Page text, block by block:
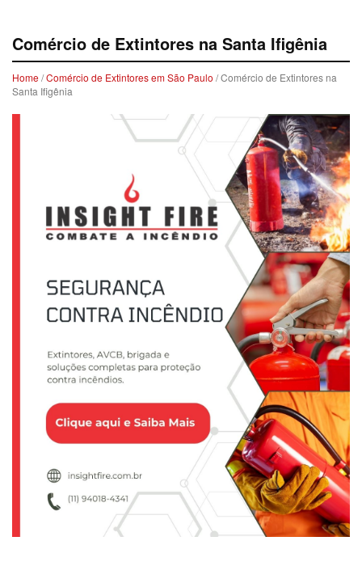
Comércio de Extintores na Santa Ifigênia
Home/Comércio de Extintores em São Paulo / Comércio de Extintores na
Santa Ifigênia